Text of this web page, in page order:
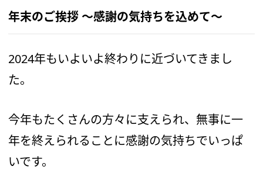
年末のご挨拶 ～感謝の気持ちを込めて～
2024年もいよいよ終わりに近づいてきまし
た。
今年もたくさんの方々に支えられ、無事に一
年を終えられることに感謝の気持ちでいっぱ
いです。